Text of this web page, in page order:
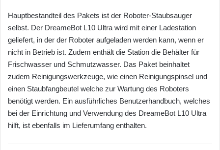
Hauptbestandteil des Pakets ist der Roboter-Staubsauger
selbst. Der DreameBot L10 Ultra wird mit einer Ladestation
geliefert, in der der Roboter aufgeladen werden kann, wenn er
nicht in Betrieb ist. Zudem enthält die Station die Behälter für
Frischwasser und Schmutzwasser. Das Paket beinhaltet
zudem Reinigungswerkzeuge, wie einen Reinigungspinsel und
einen Staubfangbeutel welche zur Wartung des Roboters
benötigt werden. Ein ausführliches Benutzerhandbuch, welches
bei der Einrichtung und Verwendung des DreameBot L10 Ultra
hilft, ist ebenfalls im Lieferumfang enthalten.